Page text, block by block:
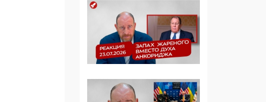
народовластия
превратился в «чего
изволите» для
Правительства и АП
06:29, 15 Апреля 2026
России – пионер
жесткого внедрения